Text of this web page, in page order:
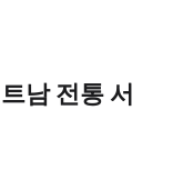
남 전통 서